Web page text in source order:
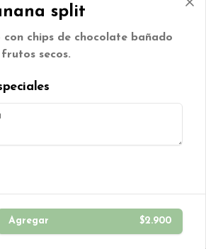
Postre hecho a base de bizcocho
de vainilla sin azucar, Leche
$3.250
$850
split
chips de chocolate bañado
secos.
Agregar $2.900